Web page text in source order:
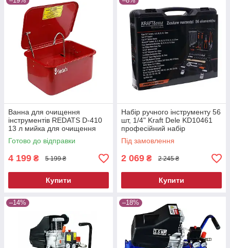
Ванна для очищення
інструментів REDATS D-410
13 л мийка для очищення
деталей мийна ванна для
майстерні
Готово до відправки
4 199 ₴ 5 199 ₴
Купити
Набір ручного інструменту 56
шт, 1/4" Kraft Dele KD10461
професійний набір
інструментів
Під замовлення
2 069 ₴ 2 245 ₴
Купити
–14% –18%